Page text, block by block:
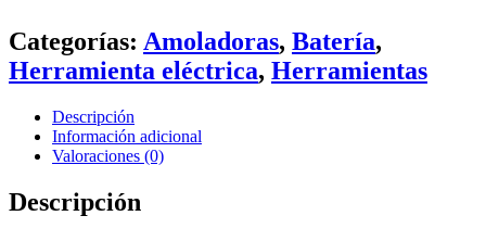
Categorías: Amoladoras, Batería,
Herramienta eléctrica, Herramientas
Descripción
Información adicional
Valoraciones (0)
Descripción